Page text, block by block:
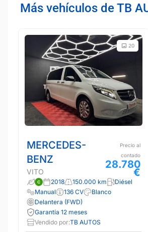
Más vehículos de TB
20
MERCEDES-
BENZ
VITO
Precio al
contado
28.780
€
2018 150.000 km
Diésel
Manual
136 CV
Blanco
Delantera (FWD)
Garantía 12 meses
Vendido por:TB AUTOS